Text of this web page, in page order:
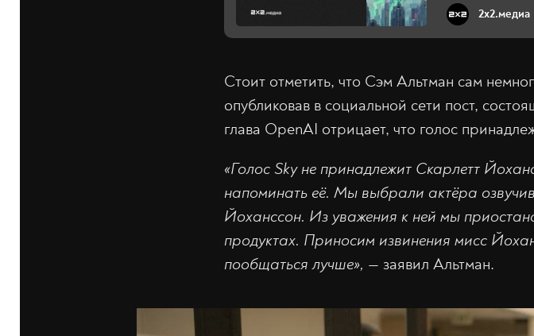
2х2.медиа
Стоит отметить, что Сэм Альтман сам
опубликовав в социальной сети пост,
глава OpenAI отрицает, что голос
«Голос Sky не принадлежит Скарлетт
напоминать её. Мы выбрали актёра
Йоханссон. Из уважения к ней мы
продуктах. Приносим извинения мисс
пообщаться лучше», — заявил Альтман.